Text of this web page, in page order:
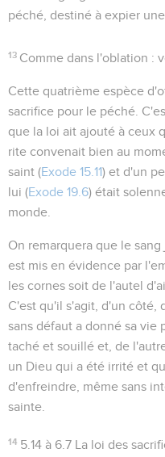
péché, destiné à expier
13 Comme dans l'oblation :
Cette quatrième espèce
sacrifice pour le péché .
que la loi ait ajouté à ceux
rite convenait bien au
saint (Exode 15.11) et d'un
lui (Exode 19.6) était
monde.
On remarquera que le
est mis en évidence par
les cornes soit de l'autel
C'est qu'il s'agit, d'un côté,
sans défaut a donné sa vie
taché et souillé et, de
un Dieu qui a été irrité et
d'enfreindre, même sans
sainte.
14 5.14 à 6.7 La loi des